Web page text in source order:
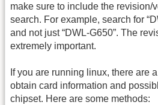
make sure to include the revision/
search. For example, search for
and not just “DWL-G650”. The
extremely important.
If you are running linux, there are
obtain card information and
chipset. Here are some methods: